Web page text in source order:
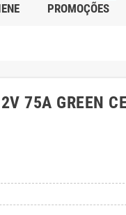
PROMOÇÕES
75A GREEN